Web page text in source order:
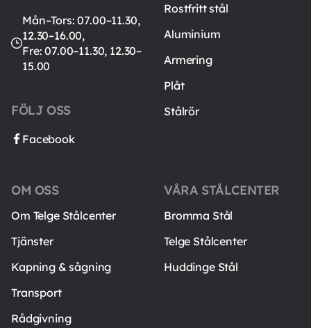
Mån–Tors: 07.00–11.30,
12.30–16.00,
Fre: 07.00–11.30, 12.30–
15.00
FÖLJ OSS
Facebook
Rostfritt stål
Aluminium
Armering
Plåt
Stålrör
VÅRA STÅLCENTER
Bromma Stål
Telge Stålcenter
Huddinge Stål
OM OSS
Om Telge Stålcenter
Tjänster
Kapning & sågning
Transport
Rådgivning